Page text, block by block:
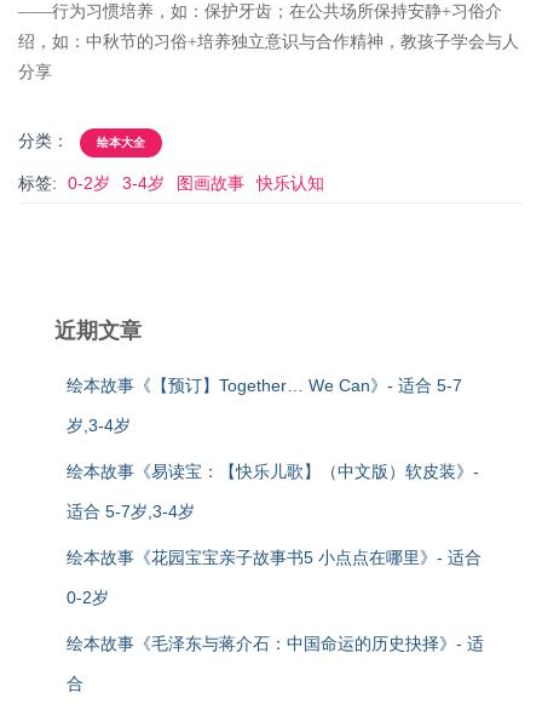
——行为习惯培养，如：保护牙齿；在公共场所保持安静+习俗介
绍，如：中秋节的习俗+培养独立意识与合作精神，教孩子学会与人
分享
分类： 绘本大全
标签: 0-2岁 3-4岁 图画故事 快乐认知
近期文章
绘本故事《【预订】Together… We Can》- 适合 5-7
岁,3-4岁
绘本故事《易读宝：【快乐儿歌】（中文版）软皮装》-
适合 5-7岁,3-4岁
绘本故事《花园宝宝亲子故事书5 小点点在哪里》- 适合
0-2岁
绘本故事《毛泽东与蒋介石：中国命运的历史抉择》- 适
合